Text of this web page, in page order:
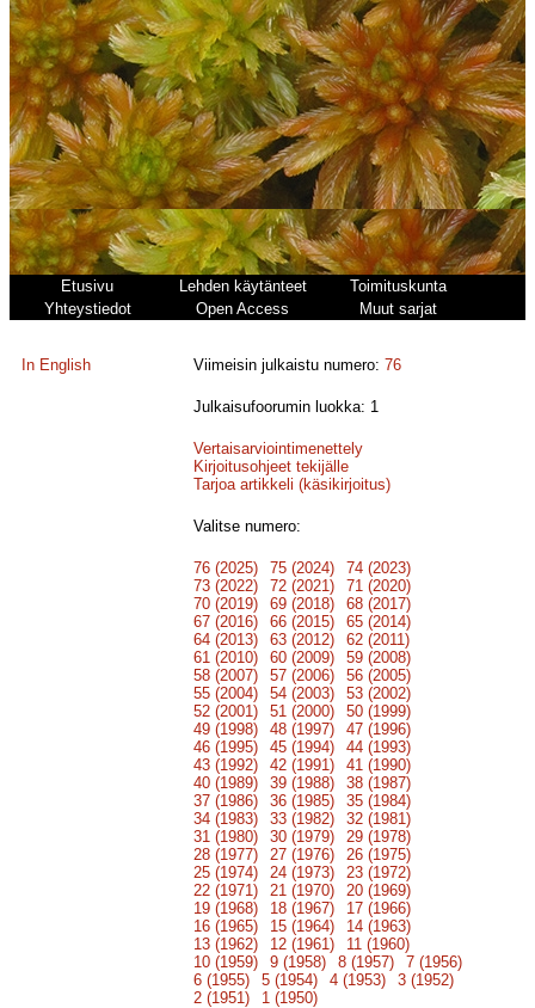
Etusivu Lehden käytänteet
Toimituskunta
Yhteystiedot
Open Access Muut sarjat
In English Viimeisin julkaistu numero:76
Julkaisufoorumin luokka: 1
Vertaisarviointimenettely
Kirjoitusohjeet tekijälle
Tarjoa artikkeli (käsikirjoitus)
Valitse numero:
76 (2025) 75 (2024)
74 (2023)
73 (2022)
72 (2021)
71 (2020)
70 (2019)
69 (2018)
68 (2017)
67 (2016)
66 (2015)
65 (2014)
64 (2013)
63 (2012)
62 (2011)
61 (2010)
60 (2009)
59 (2008)
58 (2007)
57 (2006)
56 (2005)
55 (2004)
54 (2003)
53 (2002)
52 (2001)
51 (2000)
50 (1999)
49 (1998)
48 (1997)
47 (1996)
46 (1995)
45 (1994)
44 (1993)
43 (1992)
42 (1991)
41 (1990)
40 (1989)
39 (1988)
38 (1987)
37 (1986)
36 (1985)
35 (1984)
34 (1983)
33 (1982)
32 (1981)
31 (1980)
30 (1979)
29 (1978)
28 (1977)
27 (1976)
26 (1975)
25 (1974)
24 (1973)
23 (1972)
22 (1971)
21 (1970)
20 (1969)
19 (1968)
18 (1967)
17 (1966)
16 (1965)
15 (1964)
14 (1963)
13 (1962)
12 (1961)
11 (1960)
10 (1959)
9 (1958) 8 (1957)
7 (1956)
6 (1955)
5 (1954) 4 (1953)
3 (1952)
2 (1951)
1 (1950)